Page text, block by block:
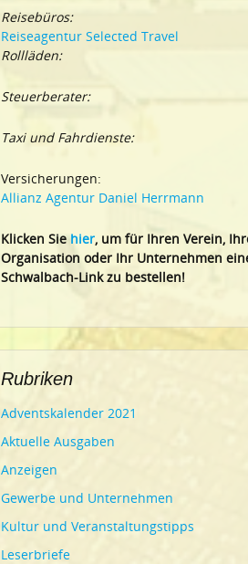
Reisebüros:
Reiseagentur Selected Travel
Rollläden:
Steuerberater:
Taxi und Fahrdienste:
Versicherungen:
Allianz Agentur Daniel Herrmann
Klicken Siehier, um für Ihren Verein,
Organisation oder Ihr Unternehmen
Schwalbach-Link zu bestellen!
Rubriken
Adventskalender 2021
Aktuelle Ausgaben
Anzeigen
Gewerbe und Unternehmen
Kultur und Veranstaltungstipps
Leserbriefe